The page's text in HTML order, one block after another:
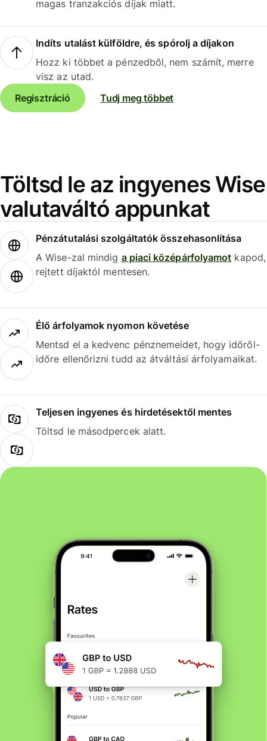
magas tranzakciós díjak miatt.
Indíts utalást külföldre, és spórolj a díjakon
Hozz ki többet a pénzedből, nem számít, merre
visz az utad.
Regisztráció
Tudj meg többet
Töltsd le az ingyenes Wise
valutaváltó appunkat
Pénzátutalási szolgáltatók összehasonlítása
A Wise-zal mindig a piaci középárfolyamot kapod,
rejtett díjaktól mentesen.
Élő árfolyamok nyomon követése
Mentsd el a kedvenc pénznemeidet, hogy időről-
időre ellenőrizni tudd az átváltási árfolyamaikat.
Teljesen ingyenes és hirdetésektől mentes
Töltsd le másodpercek alatt.